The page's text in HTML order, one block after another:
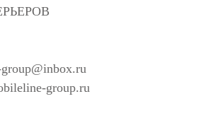
group.ru